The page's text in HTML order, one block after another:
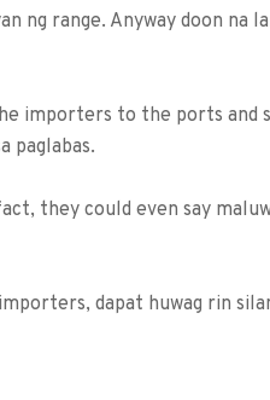
ng range. Anyway doon na
importers to the ports and
paglabas.
they could even say
dapat huwag rin